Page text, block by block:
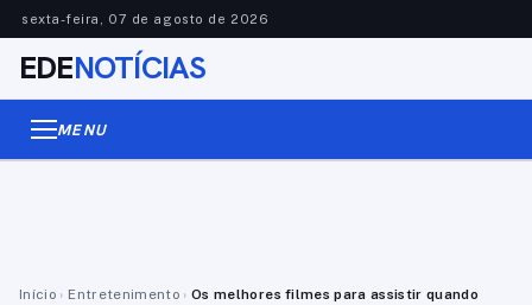
sexta-feira, 07 de agosto de 2026
EDENOTÍCIAS
MENU
Início › Entretenimento › Os melhores filmes para assistir quando